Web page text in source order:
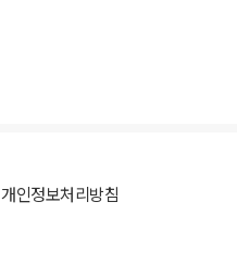
개인정보처리방침